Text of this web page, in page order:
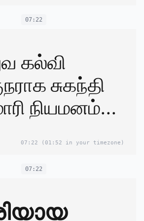
07:22
கல்வி
சுகந்தி
நியமனம்...
07:22 (01:52 in your timezone)
07:22